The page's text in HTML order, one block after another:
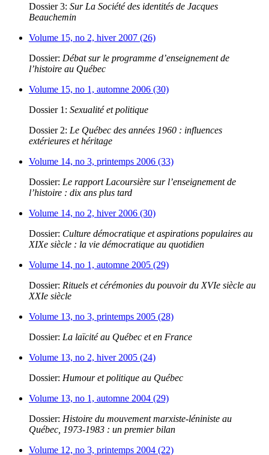
Dossier 3: Sur La Société des identités de Jacques
Beauchemin
Volume 15, no 2, hiver 2007 (26)
Dossier: Débat sur le programme d’enseignement de
l’histoire au Québec
Volume 15, no 1, automne 2006 (30)
Dossier 1: Sexualité et politique
Dossier 2: Le Québec des années 1960 : influences
extérieures et héritage
Volume 14, no 3, printemps 2006 (33)
Dossier: Le rapport Lacoursière sur l’enseignement de
l’histoire : dix ans plus tard
Volume 14, no 2, hiver 2006 (30)
Dossier: Culture démocratique et aspirations populaires au
XIXe siècle : la vie démocratique au quotidien
Volume 14, no 1, automne 2005 (29)
Dossier: Rituels et cérémonies du pouvoir du XVIe siècle au
XXIe siècle
Volume 13, no 3, printemps 2005 (28)
Dossier: La laïcité au Québec et en France
Volume 13, no 2, hiver 2005 (24)
Dossier: Humour et politique au Québec
Volume 13, no 1, automne 2004 (29)
Dossier: Histoire du mouvement marxiste-léniniste au
Québec, 1973-1983 : un premier bilan
Volume 12, no 3, printemps 2004 (22)